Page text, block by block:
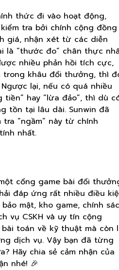
thức đi vào hoạt động,
tra bởi chính cộng đồng
giá, nhận xét từ các diễn
là “thước đo” chân thực
nhiều phản hồi tích cực,
khâu đổi thưởng, thì
lại, nếu có quá nhiều
tiền” hay “lừa đảo”, thì dù
tồn tại lâu dài. Sunwin đã
“ngầm” này từ chính
nhất.
cổng game bài đổi
đáp ứng rất nhiều điều
mật, kho game, chính
vụ CSKH và uy tín cộng
toán về kỹ thuật mà còn
dịch vụ. Vậy bạn đã từng
Hãy chia sẻ cảm nhận của
nhé! 🎉